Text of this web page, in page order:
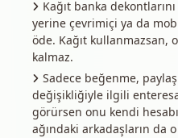
Kağıt banka
yerine çevrimiçi ya da
öde. Kağıt kullanmazsan,
kalmaz.
Sadece beğenme,
değişikliğiyle ilgili
görürsen onu kendi
ağındaki arkadaşların da